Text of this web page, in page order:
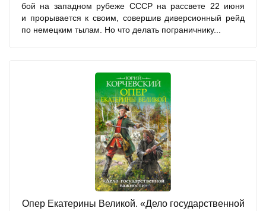
бой на западном рубеже СССР на рассвете 22 июня
и прорывается к своим, совершив диверсионный рейд
по немецким тылам. Но что делать пограничнику...
Опер Екатерины Великой. «Дело государственной